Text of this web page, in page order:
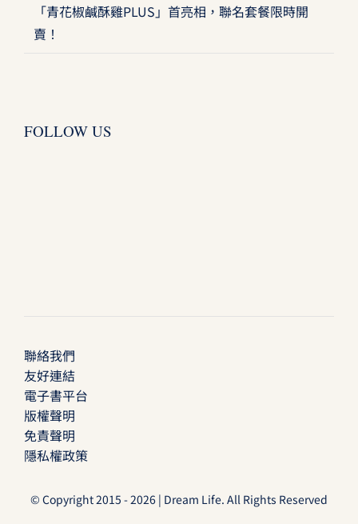
「青花椒鹹酥雞PLUS」首亮相，聯名套餐限時開
賣！
FOLLOW US
聯絡我們
友好連結
電子書平台
版權聲明
免責聲明
隱私權政策
© Copyright 2015 - 2026 | Dream Life. All Rights Reserved